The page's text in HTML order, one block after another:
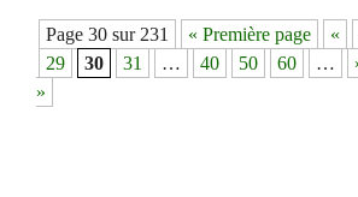
Navigation
des
articles
Page 30 sur 231 « Première page «
29
30 31 … 40 50 60 …
»